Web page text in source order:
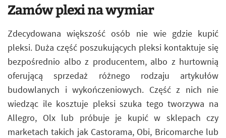
Zamów plexi na wymiar
Zdecydowana większość osób nie wie gdzie kupić
pleksi. Duża część poszukujących pleksi kontaktuje się
bezpośrednio albo z producentem, albo z hurtownią
oferującą sprzedaż różnego rodzaju artykułów
budowlanych i wykończeniowych. Część z nich nie
wiedząc ile kosztuje pleksi szuka tego tworzywa na
Allegro, Olx lub próbuje je kupić w sklepach czy
marketach takich jak Castorama, Obi, Bricomarche lub